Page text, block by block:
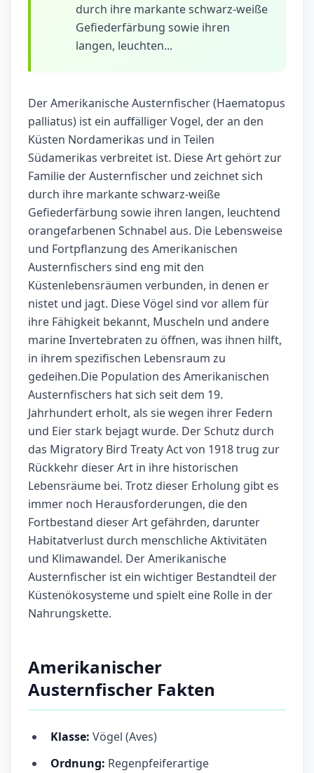
durch ihre markante schwarz-weiße
Gefiederfärbung sowie ihren
langen, leuchten...
Der Amerikanische Austernfischer (Haematopus
palliatus) ist ein auffälliger Vogel, der an den
Küsten Nordamerikas und in Teilen
Südamerikas verbreitet ist. Diese Art gehört zur
Familie der Austernfischer und zeichnet sich
durch ihre markante schwarz-weiße
Gefiederfärbung sowie ihren langen, leuchtend
orangefarbenen Schnabel aus. Die Lebensweise
und Fortpflanzung des Amerikanischen
Austernfischers sind eng mit den
Küstenlebensräumen verbunden, in denen er
nistet und jagt. Diese Vögel sind vor allem für
ihre Fähigkeit bekannt, Muscheln und andere
marine Invertebraten zu öffnen, was ihnen hilft,
in ihrem spezifischen Lebensraum zu
gedeihen.Die Population des Amerikanischen
Austernfischers hat sich seit dem 19.
Jahrhundert erholt, als sie wegen ihrer Federn
und Eier stark bejagt wurde. Der Schutz durch
das Migratory Bird Treaty Act von 1918 trug zur
Rückkehr dieser Art in ihre historischen
Lebensräume bei. Trotz dieser Erholung gibt es
immer noch Herausforderungen, die den
Fortbestand dieser Art gefährden, darunter
Habitatverlust durch menschliche Aktivitäten
und Klimawandel. Der Amerikanische
Austernfischer ist ein wichtiger Bestandteil der
Küstenökosysteme und spielt eine Rolle in der
Nahrungskette.
Amerikanischer
Austernfischer Fakten
Klasse: Vögel (Aves)
Ordnung: Regenpfeiferartige